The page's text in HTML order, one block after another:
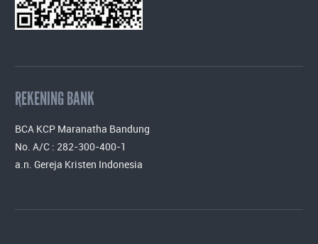
REKENING BANK
BCA KCP Maranatha Bandung
No. A/C : 282-300-400-1
a.n. Gereja Kristen Indonesia